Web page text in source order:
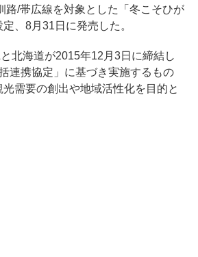
路/帯広線を対象とした「冬こそひが
、8月31日に発売した。
北海道が2015年12月3日に締結し
連携協定」に基づき実施するもの
需要の創出や地域活性化を目的と